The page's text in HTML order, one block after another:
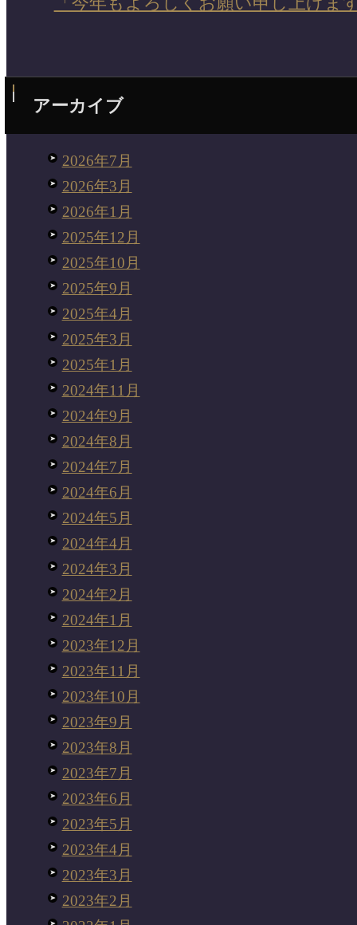
アーカイブ
2026年7月
2026年3月
2026年1月
2025年12月
2025年10月
2025年9月
2025年4月
2025年3月
2025年1月
2024年11月
2024年9月
2024年8月
2024年7月
2024年6月
2024年5月
2024年4月
2024年3月
2024年2月
2024年1月
2023年12月
2023年11月
2023年10月
2023年9月
2023年8月
2023年7月
2023年6月
2023年5月
2023年4月
2023年3月
2023年2月